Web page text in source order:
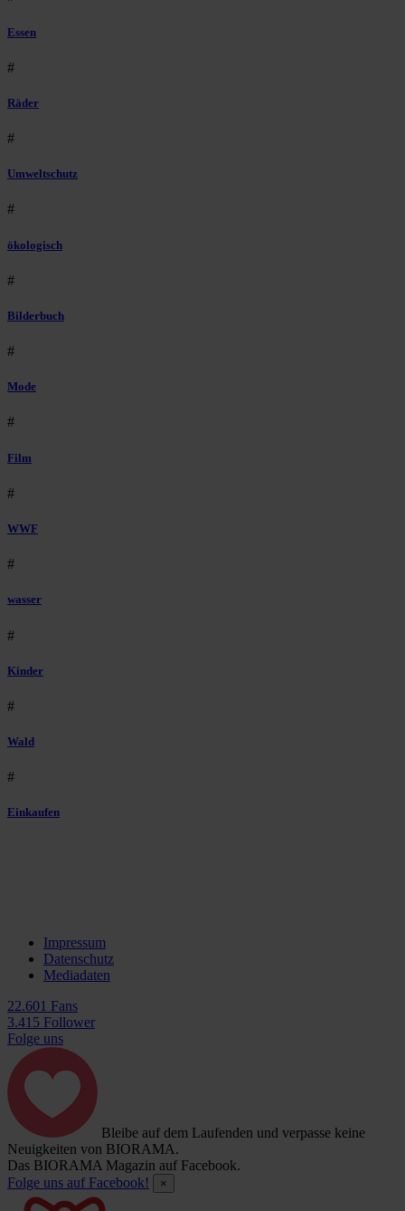
Essen
#
Räder
#
Umweltschutz
#
ökologisch
#
Bilderbuch
#
Mode
#
Film
#
WWF
#
wasser
#
Kinder
#
Wald
#
Einkaufen
Impressum
Datenschutz
Mediadaten
22.601 Fans
3.415 Follower
Folge uns
Bleibe auf dem Laufenden und verpasse keine
Neuigkeiten von BIORAMA.
Das BIORAMA Magazin auf Facebook.
Folge uns auf Facebook!
×